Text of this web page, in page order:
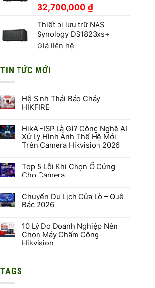
32,700,000 ₫
Thiết bị lưu trữ NAS
Synology DS1823xs+
Giá liên hệ
TIN TỨC MỚI
Hệ Sinh Thái Báo Cháy
HIKFIRE
bình
luận
ở
Hệ
Báo
Cháy
HIKFIRE
HikAI-ISP Là Gì? Công Nghệ AI
Xử Lý Hình Ảnh Thế Hệ Mới
Trên Camera Hikvision 2026
bình
luận
ở
Là
Gì?
Công
Xử
Lý
Hình
Ảnh
Camera
Top 5 Lỗi Khi Chọn Ổ Cứng
Cho Camera
bình
luận
ở
Lỗi
Khi
Chọn
Ổ
Chuyến Du Lịch Cửa Lò – Quê
Bác 2026
bình
luận
ở
Chuyến
–
10 Lý Do Doanh Nghiệp Nên
Chọn Máy Chấm Công
Hikvision
ở
TAGS